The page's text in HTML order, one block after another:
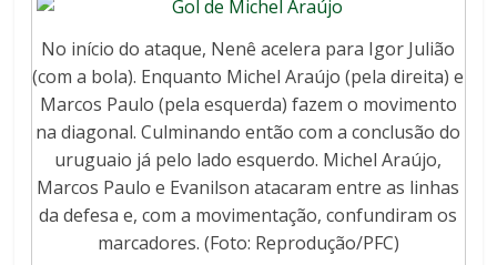
No início do ataque, Nenê acelera para Igor Julião
(com a bola). Enquanto Michel Araújo (pela direita) e
Marcos Paulo (pela esquerda) fazem o movimento
na diagonal. Culminando então com a conclusão do
uruguaio já pelo lado esquerdo. Michel Araújo,
Marcos Paulo e Evanilson atacaram entre as linhas
da defesa e, com a movimentação, confundiram os
marcadores. (Foto: Reprodução/PFC)